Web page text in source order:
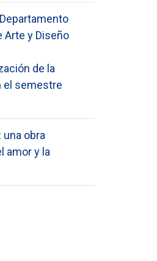
Arte y Diseño
de la
el semestre
una obra
amor y la